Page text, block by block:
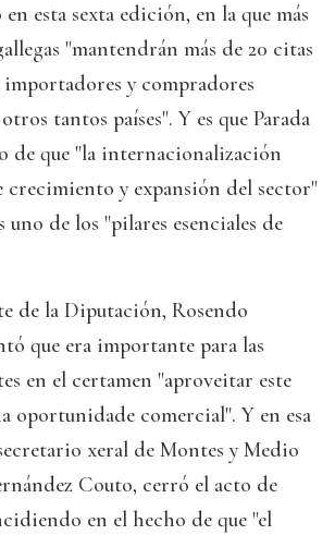
esta sexta edición, en la que más
"mantendrán más de 20 citas
y compradores
tantos países". Y es que Parada
de que "la internacionalización
crecimiento y expansión del sector"
uno de los "pilares esenciales de
de la Diputación, Rosendo
que era importante para las
en el certamen "aproveitar este
oportunidade comercial". Y en esa
xeral de Montes y Medio
Couto, cerró el acto de
en el hecho de que "el